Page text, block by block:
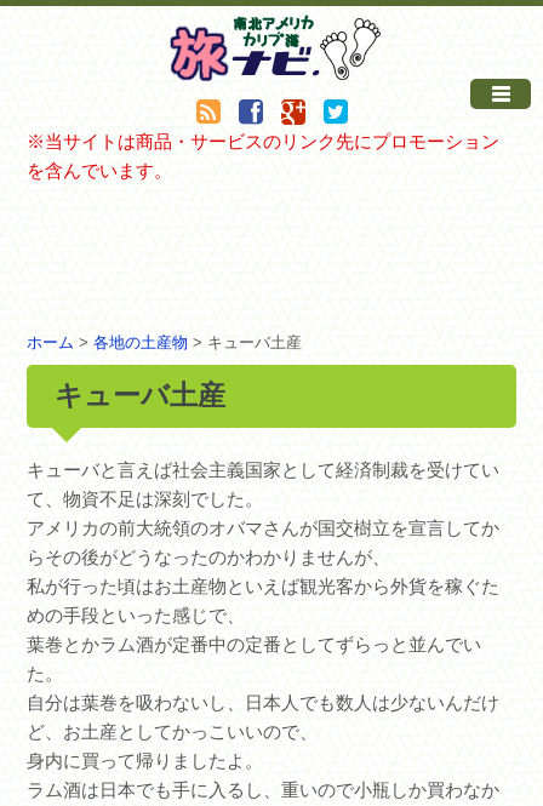
※当サイトは商品・サービスのリンク先にプロモーション
を含んでいます。
ホーム >各地の土産物 > キューバ土産
キューバ土産
キューバと言えば社会主義国家として経済制裁を受けてい
て、物資不足は深刻でした。
アメリカの前大統領のオバマさんが国交樹立を宣言してか
らその後がどうなったのかわかりませんが、
私が行った頃はお土産物といえば観光客から外貨を稼ぐた
めの手段といった感じで、
葉巻とかラム酒が定番中の定番としてずらっと並んでい
た。
自分は葉巻を吸わないし、日本人でも数人は少ないんだけ
ど、お土産としてかっこいいので、
身内に買って帰りましたよ。
ラム酒は日本でも手に入るし、重いので小瓶しか買わなか